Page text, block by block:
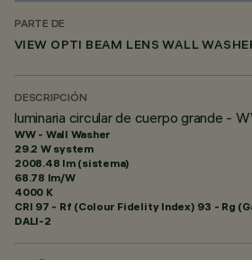
PARTE DE
DESCRIPCIÓN
luminaria circular de cuerpo grande -
WW - Wall Washer
29.2 W system
2008.48 lm (sistema)
68.78 lm/W
4000 K
CRI 97 - Rf (Colour Fidelity Index) 93 - Rg
DALI-2